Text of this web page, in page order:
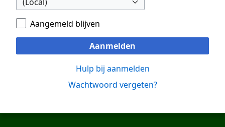
Aangemeld blijven
Aanmelden
Hulp bij aanmelden
Wachtwoord vergeten?